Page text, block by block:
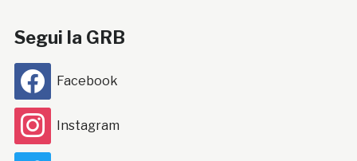
Segui la GRB
Facebook
Instagram